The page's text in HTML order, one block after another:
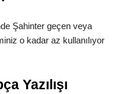
Şahinter geçen veya
o kadar az kullanılıyor
Yazılışı